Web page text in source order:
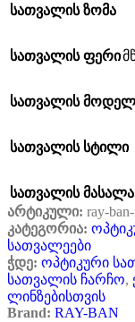
სათვალის ზომა
სათვალის ფერი
სათვალის
სათვალის სტილი
სათვალის მასალა
არტიკული: ray-
კატეგორია:
სათვალეები
ჭდე: ოპტიკური
სათვალის ჩარჩო,
ლინზებისთვის
Brand: RAY-BAN